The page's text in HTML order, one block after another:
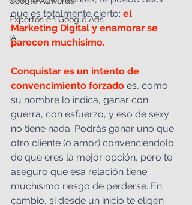
Expertos en Google Ads
IA
que es totalmente cierto: el
Marketing Digital y enamorar se
parecen muchísimo.
Conquistar es un intento de
convencimiento forzado es, como
su nombre lo indica, ganar con
guerra, con esfuerzo, y eso de sexy
no tiene nada. Podrás ganar uno que
otro cliente (o amor) convenciéndolo
de que eres la mejor opción, pero te
aseguro que esa relación tiene
muchísimo riesgo de perderse. En
cambio, si desde un inicio te eligen